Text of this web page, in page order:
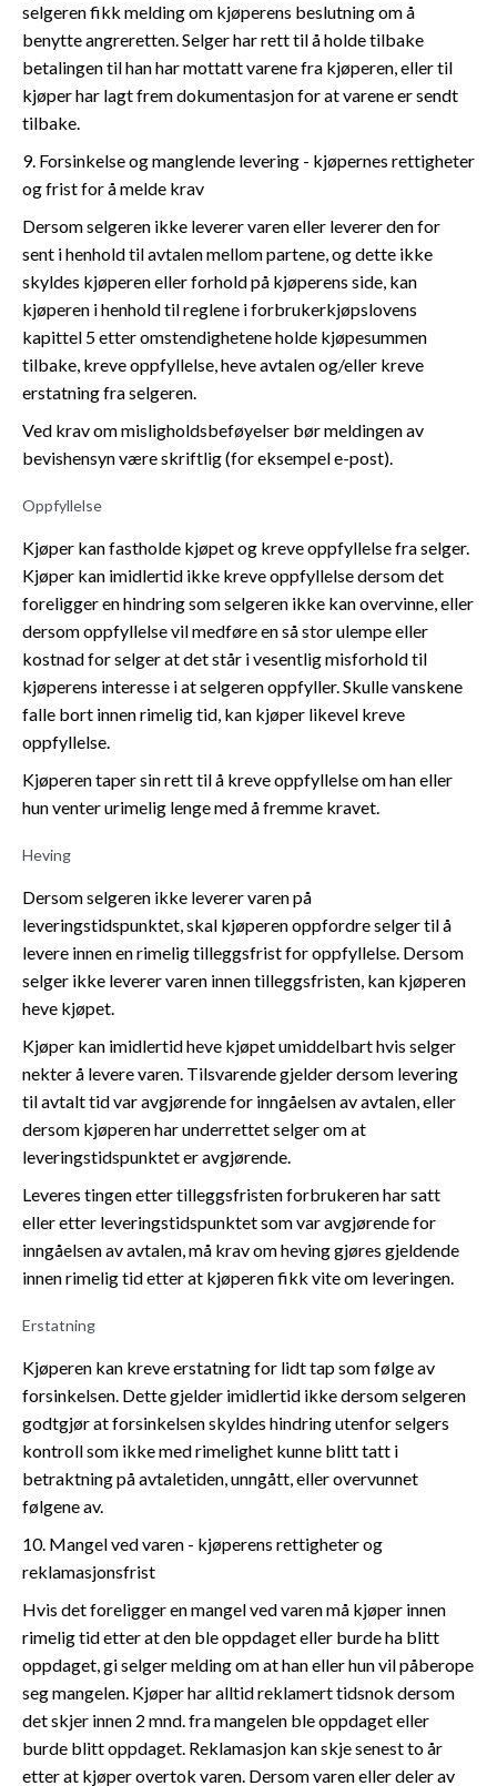
selgeren fikk melding om kjøperens beslutning om å
benytte angreretten. Selger har rett til å holde tilbake
betalingen til han har mottatt varene fra kjøperen, eller til
kjøper har lagt frem dokumentasjon for at varene er sendt
tilbake.
9. Forsinkelse og manglende levering - kjøpernes rettigheter
og frist for å melde krav
Dersom selgeren ikke leverer varen eller leverer den for
sent i henhold til avtalen mellom partene, og dette ikke
skyldes kjøperen eller forhold på kjøperens side, kan
kjøperen i henhold til reglene i forbrukerkjøpslovens
kapittel 5 etter omstendighetene holde kjøpesummen
tilbake, kreve oppfyllelse, heve avtalen og/eller kreve
erstatning fra selgeren.
Ved krav om misligholdsbeføyelser bør meldingen av
bevishensyn være skriftlig (for eksempel e-post).
Oppfyllelse
Kjøper kan fastholde kjøpet og kreve oppfyllelse fra selger.
Kjøper kan imidlertid ikke kreve oppfyllelse dersom det
foreligger en hindring som selgeren ikke kan overvinne, eller
dersom oppfyllelse vil medføre en så stor ulempe eller
kostnad for selger at det står i vesentlig misforhold til
kjøperens interesse i at selgeren oppfyller. Skulle vanskene
falle bort innen rimelig tid, kan kjøper likevel kreve
oppfyllelse.
Kjøperen taper sin rett til å kreve oppfyllelse om han eller
hun venter urimelig lenge med å fremme kravet.
Heving
Dersom selgeren ikke leverer varen på
leveringstidspunktet, skal kjøperen oppfordre selger til å
levere innen en rimelig tilleggsfrist for oppfyllelse. Dersom
selger ikke leverer varen innen tilleggsfristen, kan kjøperen
heve kjøpet.
Kjøper kan imidlertid heve kjøpet umiddelbart hvis selger
nekter å levere varen. Tilsvarende gjelder dersom levering
til avtalt tid var avgjørende for inngåelsen av avtalen, eller
dersom kjøperen har underrettet selger om at
leveringstidspunktet er avgjørende.
Leveres tingen etter tilleggsfristen forbrukeren har satt
eller etter leveringstidspunktet som var avgjørende for
inngåelsen av avtalen, må krav om heving gjøres gjeldende
innen rimelig tid etter at kjøperen fikk vite om leveringen.
Erstatning
Kjøperen kan kreve erstatning for lidt tap som følge av
forsinkelsen. Dette gjelder imidlertid ikke dersom selgeren
godtgjør at forsinkelsen skyldes hindring utenfor selgers
kontroll som ikke med rimelighet kunne blitt tatt i
betraktning på avtaletiden, unngått, eller overvunnet
følgene av.
10. Mangel ved varen - kjøperens rettigheter og
reklamasjonsfrist
Hvis det foreligger en mangel ved varen må kjøper innen
rimelig tid etter at den ble oppdaget eller burde ha blitt
oppdaget, gi selger melding om at han eller hun vil påberope
seg mangelen. Kjøper har alltid reklamert tidsnok dersom
det skjer innen 2 mnd. fra mangelen ble oppdaget eller
burde blitt oppdaget. Reklamasjon kan skje senest to år
etter at kjøper overtok varen. Dersom varen eller deler av